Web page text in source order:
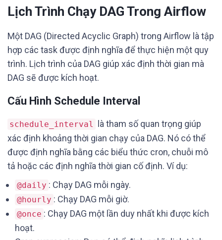
Lịch Trình Chạy DAG Trong Airflow
Một DAG (Directed Acyclic Graph) trong Airflow là tập
hợp các task được định nghĩa để thực hiện một quy
trình. Lịch trình của DAG giúp xác định thời gian mà
DAG sẽ được kích hoạt.
Cấu Hình Schedule Interval
schedule_interval
là tham số quan trọng giúp
xác định khoảng thời gian chạy của DAG. Nó có thể
được định nghĩa bằng các biểu thức cron, chuỗi mô
tả hoặc các định nghĩa thời gian cố định. Ví dụ:
@daily : Chạy DAG mỗi ngày.
@hourly : Chạy DAG mỗi giờ.
@once : Chạy DAG một lần duy nhất khi được kích
hoạt.